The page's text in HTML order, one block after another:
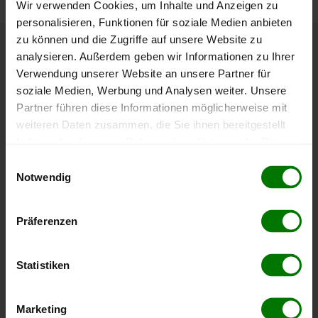
Wir verwenden Cookies, um Inhalte und Anzeigen zu
personalisieren, Funktionen für soziale Medien anbieten
zu können und die Zugriffe auf unsere Website zu
analysieren. Außerdem geben wir Informationen zu Ihrer
Verwendung unserer Website an unsere Partner für
soziale Medien, Werbung und Analysen weiter. Unsere
Partner führen diese Informationen möglicherweise mit
weiteren Daten zusammen, die Sie ihnen bereitgestellt
Notwendig
Präferenzen
Statistiken
Marketing
Höchst- und Tiefststände der
Pelletspreise in Fischbach
Die Tabelle zeigt dieHöchst- und Tiefststände der
Zeitraum
Tiefststand
08.07.2026